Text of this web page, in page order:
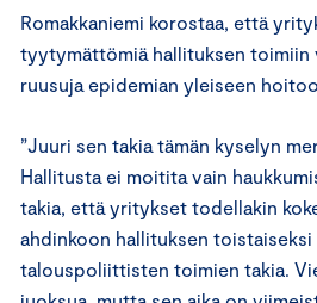
Romakkaniemi korostaa, että
tyytymättömiä hallituksen toimiin
ruusuja epidemian yleiseen
”Juuri sen takia tämän kyselyn
Hallitusta ei moitita vain
takia, että yritykset todellakin
ahdinkoon hallituksen toistaiseksi
talouspoliittisten toimien takia.